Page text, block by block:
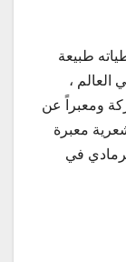
طبيعة
العالم ،
ومعبراً عن
معبرة
في